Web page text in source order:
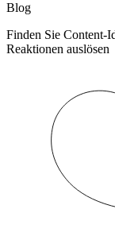
Blog
Finden Sie Content-
Reaktionen auslösen